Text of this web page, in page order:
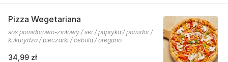
Pizza Wegetariana
sos pomidorowo-ziołowy / ser / papryka / pomidor /
kukurydza / pieczarki / cebula / oregano
34,99 zł